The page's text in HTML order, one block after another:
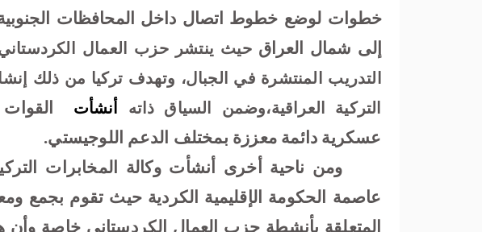
خطوات لوضع خطوط اتصال داخل المحافظات الجنوبية
إلى شمال العراقحيث ينتشر حزب العمال
التدريب المنتشرة في الجبال، وتهدف تركيا من ذلك
التركية العراقية،وضمن السياق ذاته
أنشأت القوات
عسكرية دائمة معززة بمختلف الدعم اللوجيستي.
ومن ناحية أخرى أنشأت وكالة المخابرات
عاصمة الحكومة الإقليمية الكردية حيث تقوم بجمع
المتعلقة بأنشطة حزب العمال الكردستاني خاصة